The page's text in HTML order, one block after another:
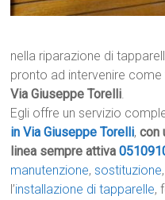
nella riparazione di
pronto ad intervenire come
Via Giuseppe Torelli.
Egli offre un servizio
in Via Giuseppe Torelli, con
linea sempre attiva
manutenzione,sostituzione
l’installazione di tapparelle,